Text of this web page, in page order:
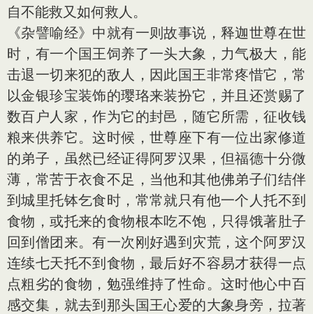
自不能救又如何救人。
《杂譬喻经》中就有一则故事说，释迦世尊在世
时，有一个国王饲养了一头大象，力气极大，能
击退一切来犯的敌人，因此国王非常疼惜它，常
以金银珍宝装饰的璎珞来装扮它，并且还赏赐了
数百户人家，作为它的封邑，随它所需，征收钱
粮来供养它。这时候，世尊座下有一位出家修道
的弟子，虽然已经证得阿罗汉果，但福德十分微
薄，常苦于衣食不足，当他和其他佛弟子们结伴
到城里托钵乞食时，常常就只有他一个人托不到
食物，或托来的食物根本吃不饱，只得饿著肚子
回到僧团来。有一次刚好遇到灾荒，这个阿罗汉
连续七天托不到食物，最后好不容易才获得一点
点粗劣的食物，勉强维持了性命。这时他心中百
感交集，就去到那头国王心爱的大象身旁，拉著